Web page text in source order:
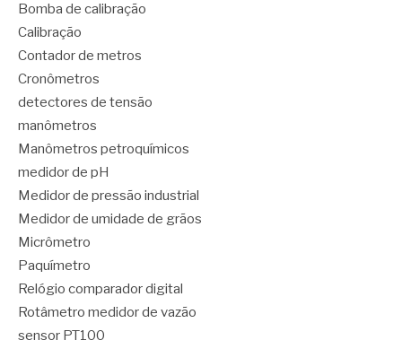
Bomba de calibração
Calibração
Contador de metros
Cronômetros
detectores de tensão
manômetros
Manômetros petroquímicos
medidor de pH
Medidor de pressão industrial
Medidor de umidade de grãos
Micrômetro
Paquímetro
Relógio comparador digital
Rotâmetro medidor de vazão
sensor PT100